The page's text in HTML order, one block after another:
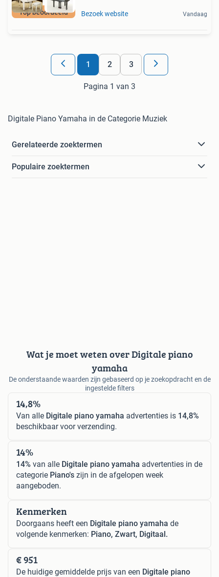
Top beoordeeld Bezoek website Vandaag
1 2 3
Pagina 1 van 3
Digitale Piano Yamaha in de Categorie Muziek
Gerelateerde zoektermen
Populaire zoektermen
Wat je moet weten over Digitale piano
yamaha
De onderstaande waarden zijn gebaseerd op je zoekopdracht en de
ingestelde filters
14,8%
Van alle Digitale piano yamaha advertenties is 14,8%
beschikbaar voor verzending.
14%
14% van alle Digitale piano yamaha advertenties in de
categorie Piano's zijn in de afgelopen week
aangeboden.
Kenmerken
Doorgaans heeft een Digitale piano yamaha de
volgende kenmerken: Piano, Zwart, Digitaal.
€ 951
De huidige gemiddelde prijs van een Digitale piano